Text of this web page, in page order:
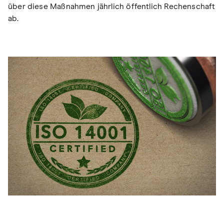
über diese Maßnahmen jährlich öffentlich Rechenschaft
ab.